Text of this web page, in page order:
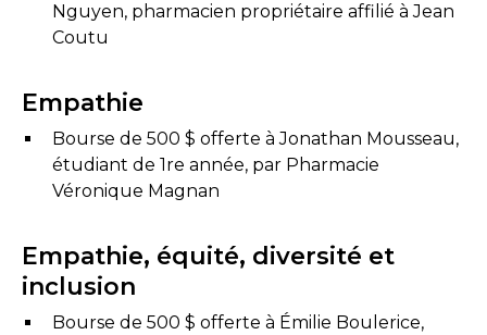
Nguyen, pharmacien propriétaire affilié à Jean
Coutu
Empathie
Bourse de 500 $ offerte à Jonathan Mousseau,
étudiant de 1re année, par Pharmacie
Véronique Magnan
Empathie, équité, diversité et
inclusion
Bourse de 500 $ offerte à Émilie Boulerice,